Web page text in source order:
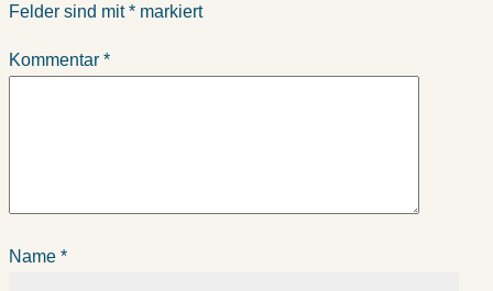
Felder sind mit* markiert
Kommentar *
Name *